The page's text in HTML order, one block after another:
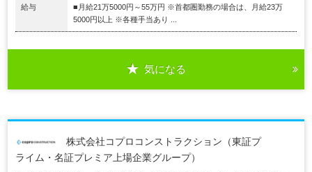
給与
■月給21万5000円～55万円 ※首都圏勤務の場合は、月給23万
5000円以上 ※各種手当あり ...
気になる
株式会社コプロコンストラクション（東証プ
ライム・名証プレミア上場企業グループ）